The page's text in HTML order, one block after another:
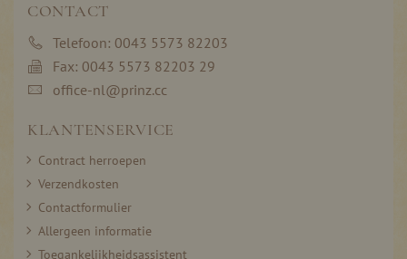
CONTACT
Telefoon: 0043 5573 82203
Fax: 0043 5573 82203 29
office-nl@prinz.cc
KLANTENSERVICE
Contract herroepen
Verzendkosten
Contactformulier
Allergeen informatie
Toegankelijkheidsassistent